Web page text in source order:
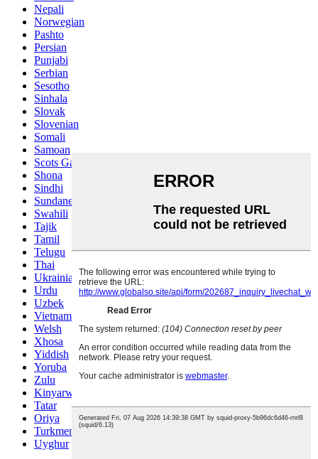
Nepali
Norwegian
Pashto
Persian
Punjabi
Serbian
Sesotho
Sinhala
Slovak
Slovenian
Somali
Samoan
Scots Gaelic
Shona
Sindhi
Sundanese
Swahili
Tajik
Tamil
Telugu
Thai
Ukrainian
Urdu
Uzbek
Vietnamese
Welsh
Xhosa
Yiddish
Yoruba
Zulu
Kinyarwanda
Tatar
Oriya
Turkmen
Uyghur